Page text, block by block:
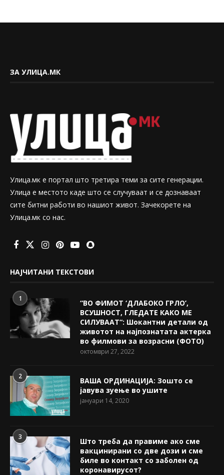
ЗА УЛИЦА.МК
Улица.мк е портал што третира теми за сите генерации.
Улица е местото каде што се случуваат и се дознаваат
сите битни работи во нашиот живот. Зачекорете на
Улица.мк со нас.
НАЈЧИТАНИ ТЕКСТОВИ
1
“ВО ФИМОТ ‘ДЛАБОКО ГРЛО’,
ВСУШНОСТ, ГЛЕДАТЕ КАКО МЕ
СИЛУВААТ“: Шокантни детали од
животот на најпознатата актерка
во филмови за возрасни (ФОТО)
октомври 27, 2022
2
ВАША ОРДИНАЦИЈА: Зошто се
јавува зуење во ушите
јануари 14, 2020
3
Што треба да правиме ако сме
вакцинирани со две дози и сме
биле во контакт со заболен од
коронавирусот?